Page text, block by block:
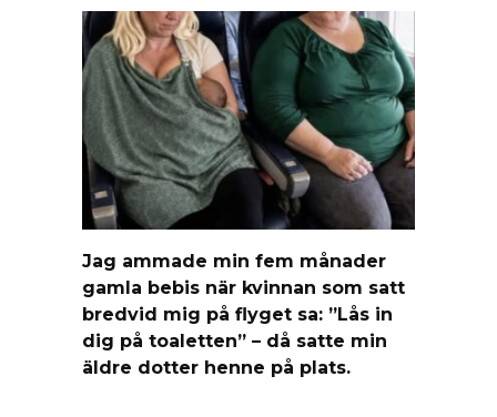
Jag ammade min fem månader
gamla bebis när kvinnan som satt
bredvid mig på flyget sa: ”Lås in
dig på toaletten” – då satte min
äldre dotter henne på plats.